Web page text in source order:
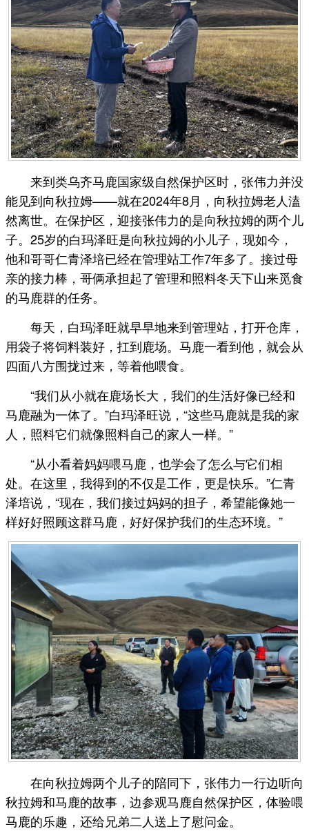
来到类乌齐马鹿国家级自然保护区时，张伟力并没
能见到向秋拉姆——就在2024年8月，向秋拉姆老人溘
然离世。在保护区，迎接张伟力的是向秋拉姆的两个儿
子。25岁的白玛泽旺是向秋拉姆的小儿子，现如今，
他和哥哥仁青泽培已经在管理站工作7年多了。接过母
亲的接力棒，哥俩承担起了管理和照料冬天下山来觅食
的马鹿群的任务。
每天，白玛泽旺就早早地来到管理站，打开仓库，
用袋子将饲料装好，扛到鹿场。马鹿一看到他，就会从
四面八方围拢过来，等着他喂食。
“我们从小就在鹿场长大，我们的生活好像已经和
马鹿融为一体了。”白玛泽旺说，“这些马鹿就是我的家
人，照料它们就像照料自己的家人一样。”
“从小看着妈妈喂马鹿，也学会了怎么与它们相
处。在这里，我得到的不仅是工作，更是快乐。”仁青
泽培说，“现在，我们接过妈妈的担子，希望能像她一
样好好照顾这群马鹿，好好保护我们的生态环境。”
在向秋拉姆两个儿子的陪同下，张伟力一行边听向
秋拉姆和马鹿的故事，边参观马鹿自然保护区，体验喂
马鹿的乐趣，还给兄弟二人送上了慰问金。